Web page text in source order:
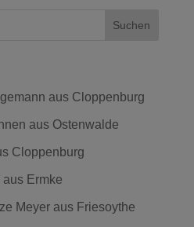
aus Cloppenburg
aus Ostenwalde
Cloppenburg
Ermke
Meyer aus Friesoythe